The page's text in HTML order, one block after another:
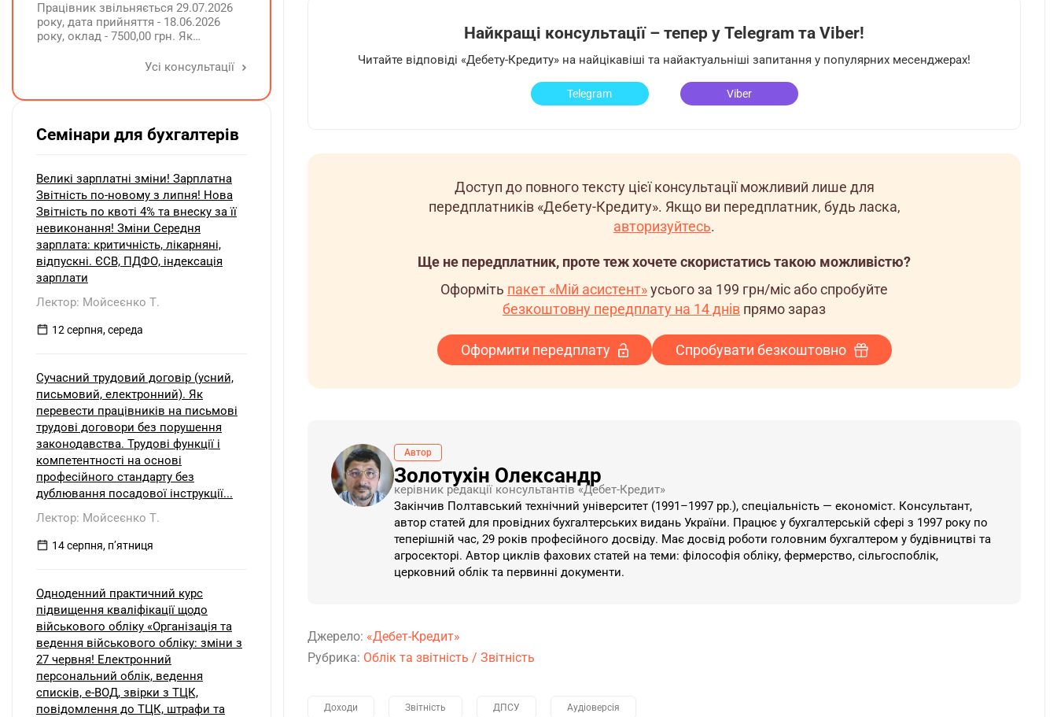
Найкращі консультації – тепер у Telegram та Viber!
Читайте відповіді «Дебету-Кредиту» на найцікавіші та найактуальніші запитання у популярних месенджерах!
Telegram Viber
Доступ до повного тексту цієї консультації можливий лише для
передплатників «Дебету-Кредиту». Якщо ви передплатник, будь ласка,
авторизуйтесь.
Ще не передплатник, проте теж хочете скористатись такою можливістю?
Оформіть пакет «Мій асистент»усього за 199 грн/міс або спробуйте
безкоштовну передплату на 14 днів прямо зараз
Оформити передплату Спробувати безкоштовно
Автор
Золотухін Олександр
керівник редакції консультантів «Дебет-Кредит»
Закінчив Полтавський технічний університет (1991–1997 рр.), спеціальність — економіст. Консультант,
автор статей для провідних бухгалтерських видань України. ​Працює у бухгалтерській сфері з 1997 року по
теперішній час, 29 років професійного досвіду. Має досвід роботи головним бухгалтером у будівництві та
агросекторі. Автор циклів фахових статей на теми: філософія обліку, фермерство, сільгоспоблік,
церковний облік та первинні документи.
Джерело: «Дебет-Кредит»
Рубрика: Облік та звітність / Звітність
Доходи Звітність ДПСУ Аудіоверсія
Працівник звільняється 29.07.2026
року, дата прийняття - 18.06.2026
року, оклад - 7500,00 грн. Як
невикористаних днів відпустки при
Усі консультації
Семінари для бухгалтерів
Великі зарплатні зміни! Зарплатна
Звітність по-новому з липня! Нова
Звітність по квоті 4% та внеску за її
невиконання! Зміни Середня
зарплата: критичність, лікарняні,
відпускні. ЄСВ, ПДФО, індексація
зарплати
Лектор: Мойсеєнко Т.
12 серпня, середа
Сучасний трудовий договір (усний,
письмовий, електронний). Як
перевести працівників на письмові
трудові договори без порушення
законодавства. Трудові функції і
компетентності на основі
професійного стандарту без
дублювання посадової інструкції...
Лектор: Мойсеєнко Т.
14 серпня, пʼятниця
Одноденний практичний курс
підвищення кваліфікації щодо
військового обліку «Організація та
ведення військового обліку: зміни з
27 червня! Електронний
персональний облік, ведення
списків, е-ВОД, звірки з ТЦК,
повідомлення до ТЦК, штрафи та